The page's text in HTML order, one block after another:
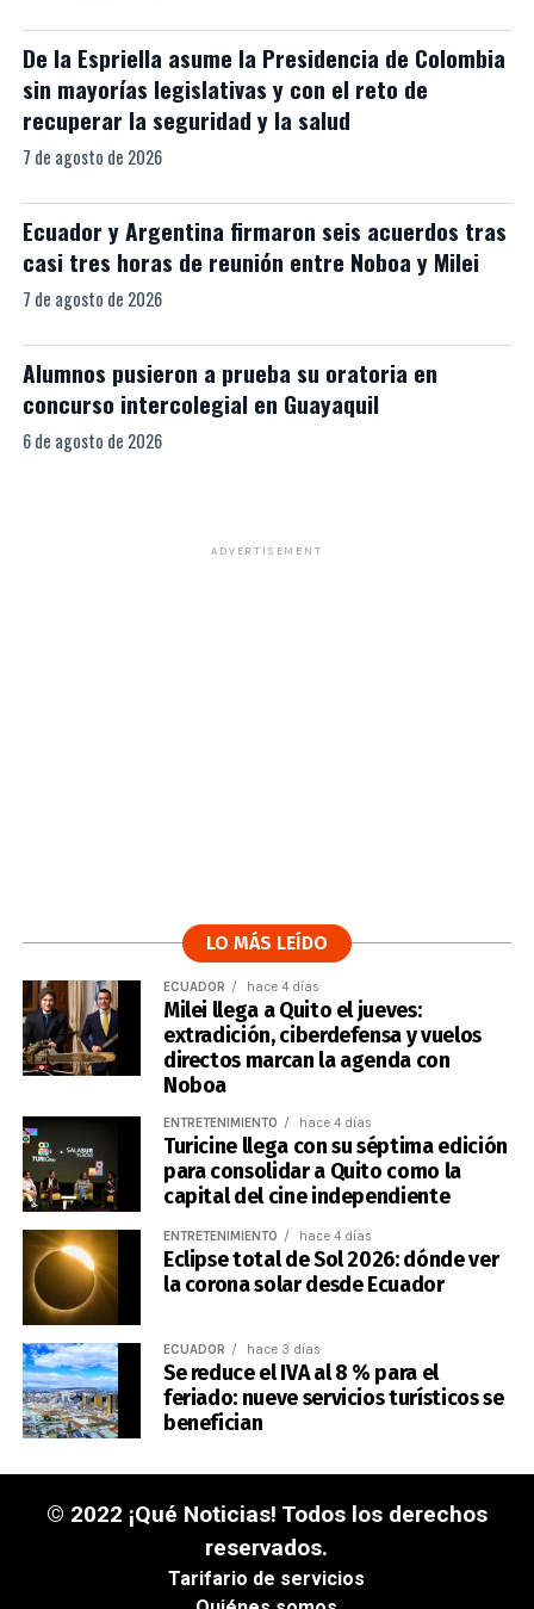
De la Espriella asume la Presidencia de Colombia
sin mayorías legislativas y con el reto de
recuperar la seguridad y la salud
7 de agosto de 2026
Ecuador y Argentina firmaron seis acuerdos tras
casi tres horas de reunión entre Noboa y Milei
7 de agosto de 2026
Alumnos pusieron a prueba su oratoria en
concurso intercolegial en Guayaquil
6 de agosto de 2026
ADVERTISEMENT
LO MÁS LEÍDO
ECUADOR hace 4 días
Milei llega a Quito el jueves:
extradición, ciberdefensa y vuelos
directos marcan la agenda con
Noboa
ENTRETENIMIENTO hace 4 días
Turicine llega con su séptima edición
para consolidar a Quito como la
capital del cine independiente
ENTRETENIMIENTO hace 4 días
Eclipse total de Sol 2026: dónde ver
la corona solar desde Ecuador
ECUADOR hace 3 días
Se reduce el IVA al 8 % para el
feriado: nueve servicios turísticos se
benefician
© 2022 ¡Qué Noticias! Todos los derechos
reservados.
Tarifario de servicios